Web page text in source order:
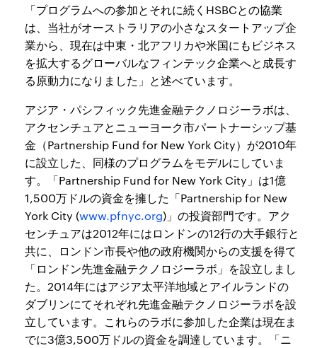
「プログラムへの参加とそれに続くHSBCとの協業
は、当社がオーストラリアの小さなスタートアップ企
業から、現在は中東・北アフリカや米国にもビジネス
を拡大するグローバルなフィンテック企業へと成長す
る原動力になりました」と述べています。
アジア・パシフィック先進金融テクノロジーラボは、
アクセンチュアとニューヨーク市パートナーシップ基
金（Partnership Fund for New York City）が2010年
に設立した、同様のプログラムをモデルにしていま
す。「Partnership Fund for New York City」は1億
1,500万ドルの資金を擁した「Partnership for New
York City (www.pfnyc.org)」の投資部門です。アク
センチュアは2012年にはロンドンの12行の大手銀行と
共に、ロンドン市長や他の政府機関からの支援を得て
「ロンドン先進金融テクノロジーラボ」を設立しまし
た。2014年にはアジア太平洋地域とアイルランドの
ダブリンにてそれぞれ先進金融テクノロジーラボを設
立しています。これらのラボに参加した企業は現在ま
でに3億3,500万ドルの資金を調達しています。「ニ